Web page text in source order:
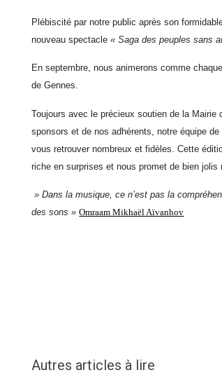
Plébiscité par notre public après son
nouveau spectacle« Saga des peuples sans
En septembre, nous animerons comme
de Gennes.
Toujours avec le précieux soutien de la Mairie
sponsors et de nos adhérents, notre équipe
vous retrouver nombreux et fidèles. Cette
riche en surprises et nous promet de bien jolis
» Dans la musique, ce n’est pas la
des sons »Omraam Mikhaël Aïvanhov
Autres articles à lire